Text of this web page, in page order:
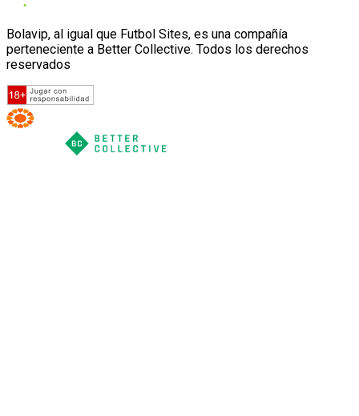
Bolavip, al igual que Futbol Sites, es una compañía
perteneciente a Better Collective. Todos los derechos
reservados